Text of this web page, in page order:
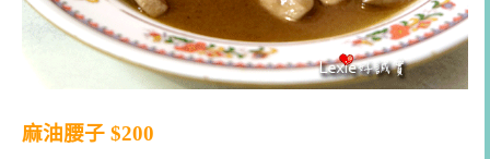
麻油腰子 $200